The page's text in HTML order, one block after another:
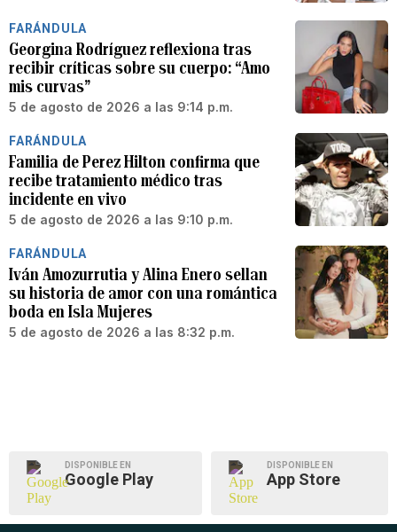
FARÁNDULA
Georgina Rodríguez reflexiona tras
recibir críticas sobre su cuerpo: “Amo
mis curvas”
5 de agosto de 2026 a las 9:14 p.m.
FARÁNDULA
Familia de Perez Hilton confirma que
recibe tratamiento médico tras
incidente en vivo
5 de agosto de 2026 a las 9:10 p.m.
FARÁNDULA
Iván Amozurrutia y Alina Enero sellan
su historia de amor con una romántica
boda en Isla Mujeres
5 de agosto de 2026 a las 8:32 p.m.
DISPONIBLE EN
Google Play
DISPONIBLE EN
App Store